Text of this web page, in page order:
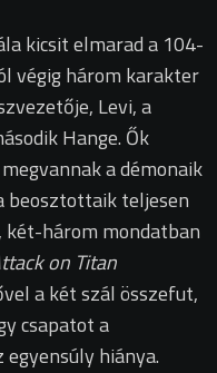
kicsit elmarad a 104-
végig három karakter
Levi, a
Hange. Ők
a démonaik
beosztottaik teljesen
három mondatban
on Titan
a két szál összefut,
csapatot a
hiánya.